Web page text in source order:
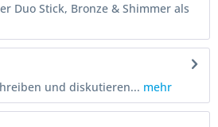
Duo Stick, Bronze & Shimmer als
und diskutieren... mehr